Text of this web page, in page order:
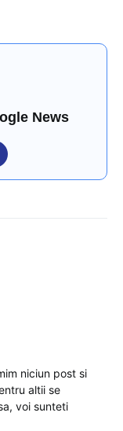
News
niciun post si
altii se
voi sunteti